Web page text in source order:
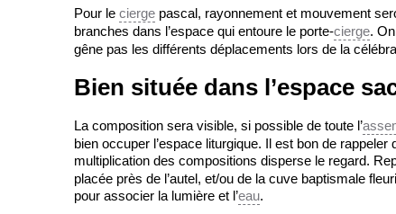
Pour le cierge pascal, rayonnement et mouvement
branches dans l’espace qui entoure le porte-cierge.
gêne pas les différents déplacements lors de la
Bien située dans l’espace
La composition sera visible, si possible de toute l’
bien occuper l’espace liturgique. Il est bon de
multiplication des compositions disperse le regard.
placée près de l’autel, et/ou de la cuve baptismale
pour associer la lumière et l’eau.